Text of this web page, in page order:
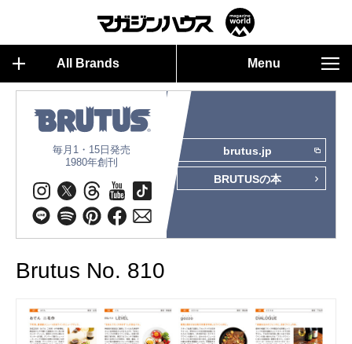
All Brands Menu
毎月1・15日発売
1980年創刊
brutus.jp
BRUTUSの本
Brutus No. 810